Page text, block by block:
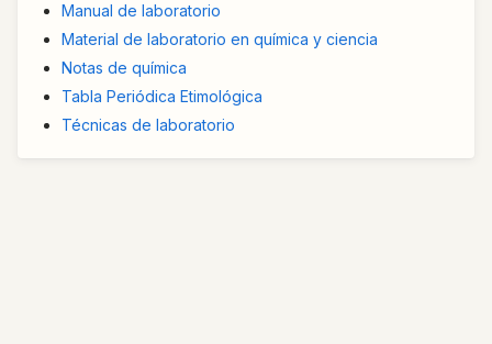
Manual de laboratorio
Material de laboratorio en química y ciencia
Notas de química
Tabla Periódica Etimológica
Técnicas de laboratorio